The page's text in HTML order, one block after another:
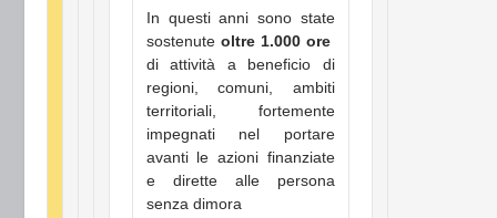
In questi anni sono state
sostenuteoltre 1.000 ore
di attività a beneficio di
regioni, comuni, ambiti
territoriali, fortemente
impegnati nel portare
avanti le azioni finanziate
e dirette alle persona
senza dimora